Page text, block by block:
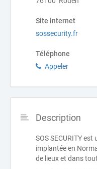
Site internet
sossecurity.fr
Téléphone
Appeler
Description
SOS SECURITY
implantée en
de lieux et dans